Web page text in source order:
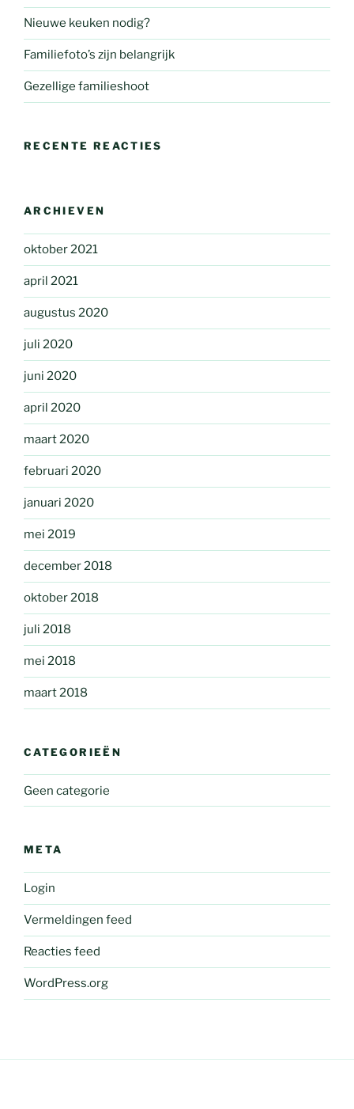
Nieuwe keuken nodig?
Familiefoto’s zijn belangrijk
Gezellige familieshoot
RECENTE REACTIES
ARCHIEVEN
oktober 2021
april 2021
augustus 2020
juli 2020
juni 2020
april 2020
maart 2020
februari 2020
januari 2020
mei 2019
december 2018
oktober 2018
juli 2018
mei 2018
maart 2018
CATEGORIEËN
Geen categorie
META
Login
Vermeldingen feed
Reacties feed
WordPress.org